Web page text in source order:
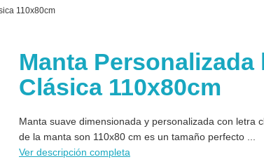
110x80cm
Manta Personalizada
Clásica 110x80cm
Manta suave dimensionada y personalizada con letra
de la manta son 110x80 cm es un tamaño perfecto ...
Ver descripción completa